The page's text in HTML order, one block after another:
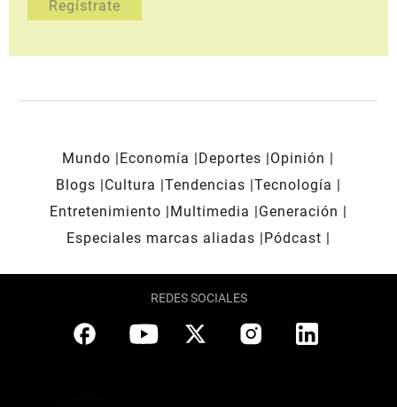
Mundo Economía Deportes
Opinión
Blogs
Cultura Tendencias Tecnología
Entretenimiento
Multimedia
Generación
Especiales marcas aliadas
Pódcast
REDES SOCIALES